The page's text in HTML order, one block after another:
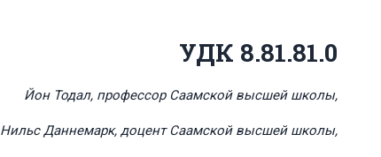
УДК 8.81.81.0
Йон Тодал, профессор Саамской высшей школы,
Нильс Даннемарк, доцент Саамской высшей школы,